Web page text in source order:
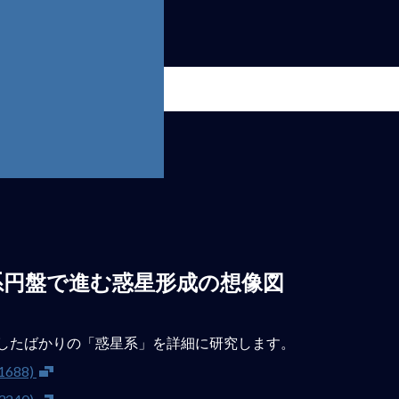
盤で進む惑星形成の想像図
たばかりの「惑星系」を詳細に研究します。
新しいウインドウが開きます
新しいウインドウが開きます